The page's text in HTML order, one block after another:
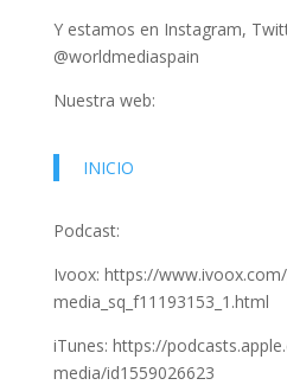
Y estamos en Instagram,
@worldmediaspain
Nuestra web:
INICIO
Podcast:
Ivoox: https://
media_sq_f11193153_1.html
iTunes: https://
media/id1559026623